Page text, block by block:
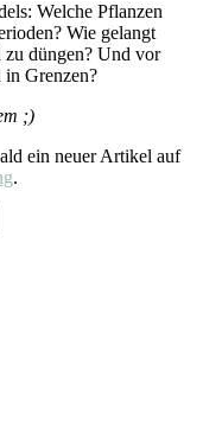
Welche Pflanzen
Wie gelangt
zu düngen? Und vor
Grenzen?
;)
ein neuer Artikel auf
.